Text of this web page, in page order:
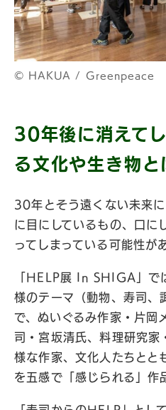
©︎ HAKUA / Greenpeace
30年後に消えて
る文化や生き物と
30年とそう遠くない未来
に目にしているもの、口に
ってしまっている可能性が
「HELP展 In SHIGA」で
様のテーマ（動物、寿司、
で、ぬいぐるみ作家・片岡
司・宮坂清氏、料理研究家
様な作家、文化人たちとと
を五感で「感じられる」作